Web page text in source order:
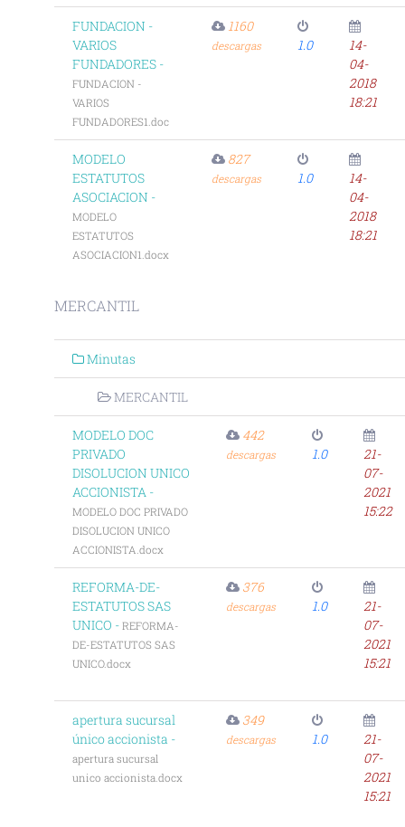
FUNDACION -
VARIOS
FUNDADORES -
FUNDACION -
VARIOS
FUNDADORES1.doc
1160
descargas 1.0
14-
04-
2018
18:21
MODELO
ESTATUTOS
ASOCIACION -
MODELO
ESTATUTOS
ASOCIACION1.docx
827
descargas 1.0
14-
04-
2018
18:21
MERCANTIL
Minutas
MERCANTIL
MODELO DOC
PRIVADO
DISOLUCION UNICO
ACCIONISTA -
MODELO DOC PRIVADO
DISOLUCION UNICO
ACCIONISTA.docx
442
descargas 1.0
21-
07-
2021
15:22
REFORMA-DE-
ESTATUTOS SAS
UNICO - REFORMA-
DE-ESTATUTOS SAS
UNICO.docx
376
descargas 1.0
21-
07-
2021
15:21
apertura sucursal
único accionista -
apertura sucursal
unico accionista.docx
349
descargas 1.0
21-
07-
2021
15:21